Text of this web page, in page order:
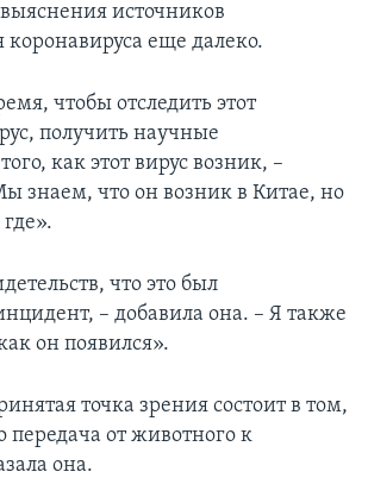
источников
еще далеко.
чтобы отследить этот
получить научные
как этот вирус возник, –
знаем, что он возник в Китае, но
что это был
– добавила она. – Я также
он появился».
точка зрения состоит в том,
передача от животного к
она.